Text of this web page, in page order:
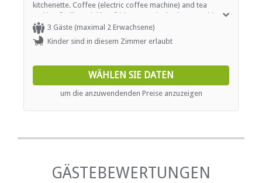
kitchenette. Coffee (electric coffee machine) and tea
making facility. Mini bar fridge. En-suite bathroom with
shower only. Free wi-fi. Work station and comfy
chairs/sofa. Breakfast included.
3 Gäste (maximal 2 Erwachsene)
Kinder sind in diesem Zimmer erlaubt
WÄHLEN SIE DATEN
um die anzuwendenden Preise anzuzeigen
GÄSTEBEWERTUNGEN